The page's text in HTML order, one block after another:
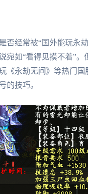
否经常被“国外能玩永
宛如“看得见摸不着”
《永劫无间》等热门
的技巧。